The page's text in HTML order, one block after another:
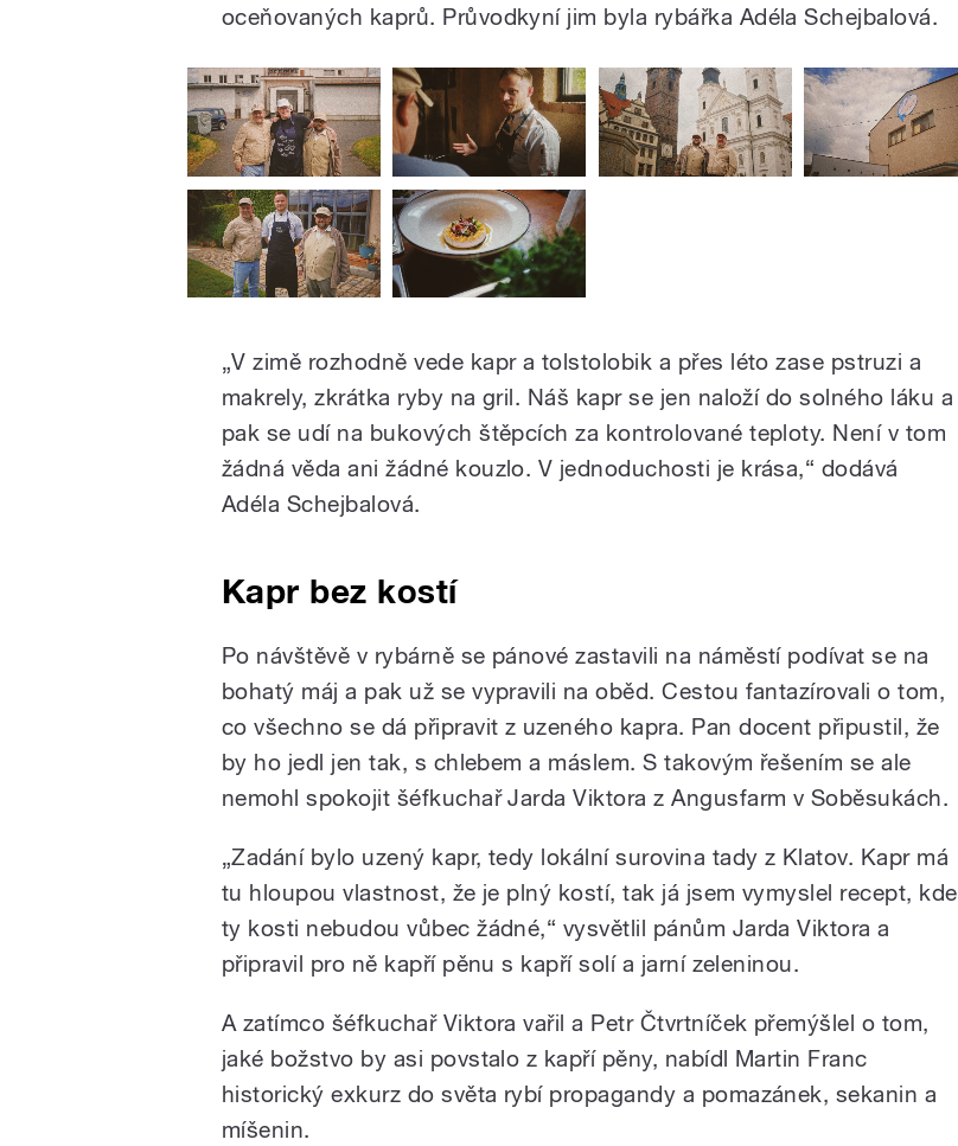
oceňovaných kaprů. Průvodkyní jim byla rybářka Adéla Schejbalová.
„V zimě rozhodně vede kapr a tolstolobik a přes léto zase pstruzi a
makrely, zkrátka ryby na gril. Náš kapr se jen naloží do solného láku a
pak se udí na bukových štěpcích za kontrolované teploty. Není v tom
žádná věda ani žádné kouzlo. V jednoduchosti je krása,“ dodává
Adéla Schejbalová.
Kapr bez kostí
Po návštěvě v rybárně se pánové zastavili na náměstí podívat se na
bohatý máj a pak už se vypravili na oběd. Cestou fantazírovali o tom,
co všechno se dá připravit z uzeného kapra. Pan docent připustil, že
by ho jedl jen tak, s chlebem a máslem. S takovým řešením se ale
nemohl spokojit šéfkuchař Jarda Viktora z Angusfarm v Soběsukách.
„Zadání bylo uzený kapr, tedy lokální surovina tady z Klatov. Kapr má
tu hloupou vlastnost, že je plný kostí, tak já jsem vymyslel recept, kde
ty kosti nebudou vůbec žádné,“ vysvětlil pánům Jarda Viktora a
připravil pro ně kapří pěnu s kapří solí a jarní zeleninou.
A zatímco šéfkuchař Viktora vařil a Petr Čtvrtníček přemýšlel o tom,
jaké božstvo by asi povstalo z kapří pěny, nabídl Martin Franc
historický exkurz do světa rybí propagandy a pomazánek, sekanin a
míšenin.